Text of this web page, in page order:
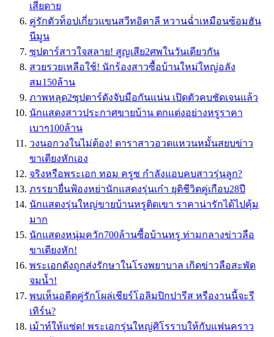
เสียดาย
คู่รักตัวท็อปเกี่ยวแขนสวีทอิตาลี หวานฉ่ำเหมือนซ้อมฮัน
นีมูน
ซุปตาร์สาวใจสลาย! สูญเสีย2ศพในวันเดียวกัน
สวยรวยเหลือใช้! นักร้องสาวซื้อบ้านใหม่ใหญ่อลัง
สม150ล้าน
ภาพหลุด2ซุปตาร์ดังจับมือกันแน่น เปิดตัวคบชัดเจนแล้ว
นักแสดงสาวประกาศขายบ้าน ตกแต่งอย่างหรูราคา
เบาๆ100ล้าน
วงนอกวงในไม่ต้อง! ดาราสาวอวดแหวนหมั้นสยบข่าว
ขาเตียงหักเอง
จริงหรือพระเอก ทอม ครูซ กำลังแอบคบสาวรุ่นลูก?
ภรรยายื่นฟ้องหย่านักแสดงรุ่นเก๋า ยุติชีวิตคู่เกือบ28ปี
นักแสดงรุ่นใหญ่ขายบ้านหรูติดเขา ราคาน่ารักได้ไปคุ้ม
มาก
นักแสดงหนุ่มควัก700ล้านซื้อบ้านหรู ท่ามกลางข่าวลือ
ขาเตียงหัก!
พระเอกดังถูกส่งรักษาในโรงพยาบาล เกิดข่าวลือสะพัด
จมน้ำ!
พบเห็นอดีตคู่รักโผล่เชียร์โอลิมปิกปารีส หรืองานนี้จะรี
เทิร์น?
เม้าท์ให้แซ่ด! พระเอกรุ่นใหญ่ศิโรราบให้กับแฟนคราว